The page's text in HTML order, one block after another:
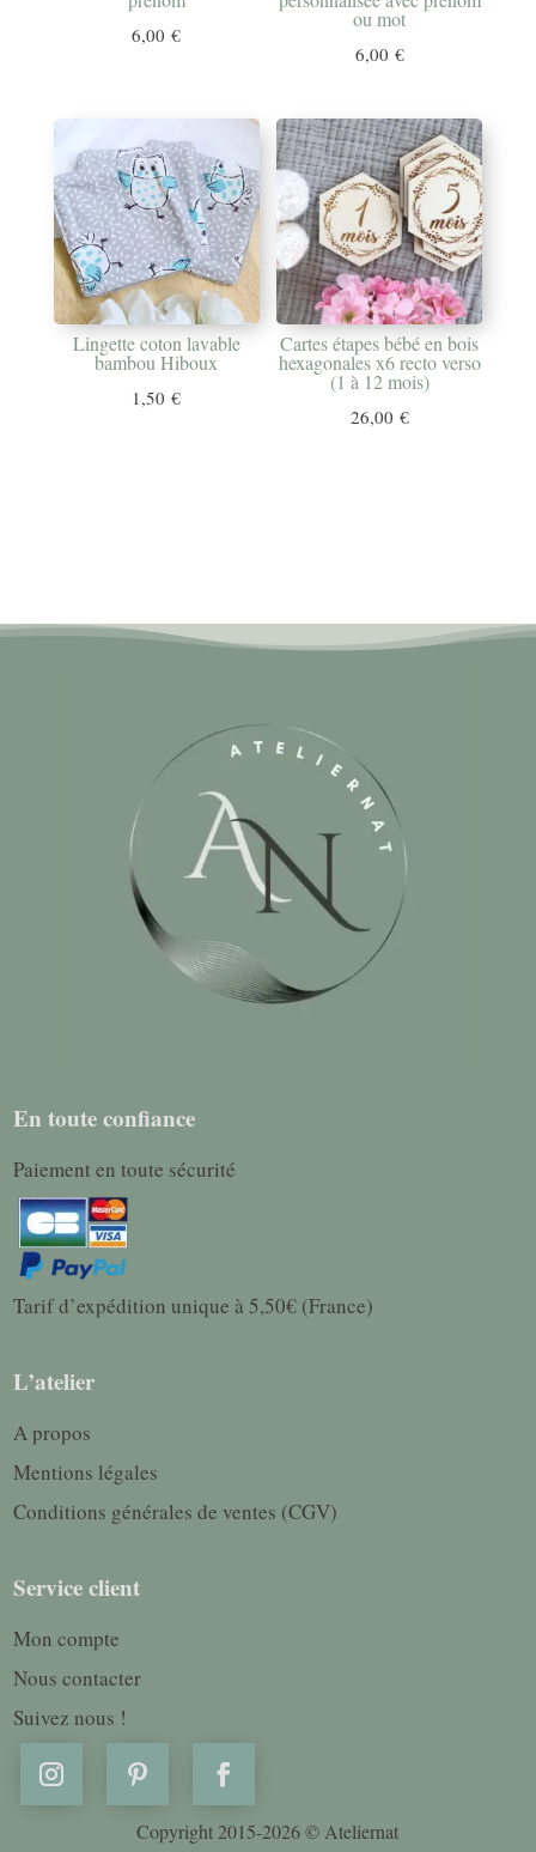
6,00€
ou mot
6,00 €
Lingette coton lavable
bambou Hiboux
1,50€
Cartes étapes bébé en bois
hexagonales x6 recto verso
(1 à 12 mois)
26,00 €
En toute confiance
Paiement en toute sécurité
Tarif d’expédition unique à 5,50€ (France)
L’atelier
A propos
Mentions légales
Conditions générales de ventes (CGV)
Service client
Mon compte
Nous contacter
Suivez nous !
Copyright 2015-2026 © Ateliernat